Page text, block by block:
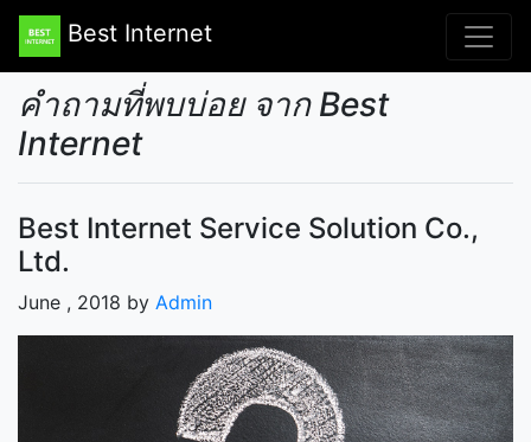
Best Internet
คำถามที่พบบ่อย จาก Best
Internet
Best Internet Service Solution Co.,
Ltd.
June , 2018 by Admin